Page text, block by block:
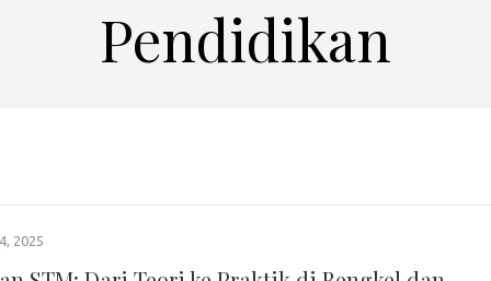
Pendidikan
2025